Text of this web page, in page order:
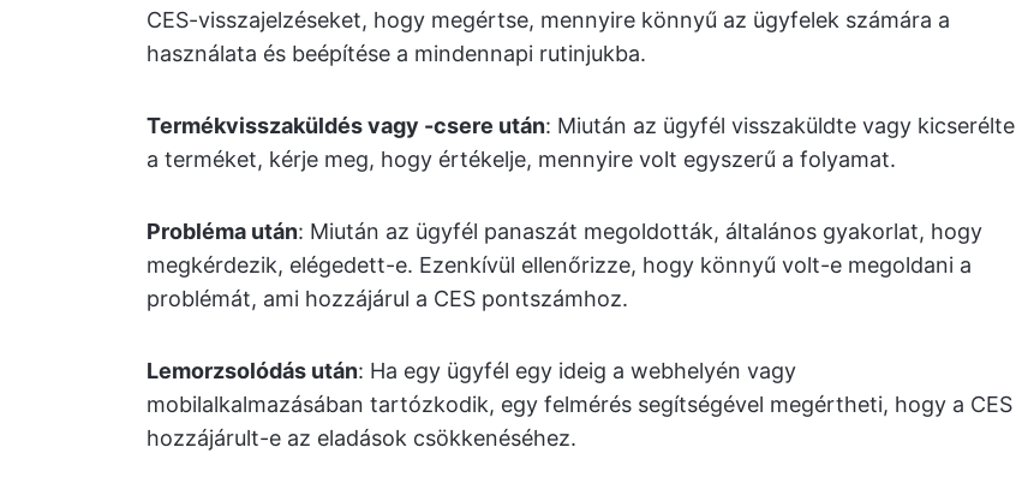
CES-visszajelzéseket, hogy megértse, mennyire könnyű az ügyfelek számára a
használata és beépítése a mindennapi rutinjukba.
Termékvisszaküldés vagy -csere után: Miután az ügyfél visszaküldte vagy kicserélte
a terméket, kérje meg, hogy értékelje, mennyire volt egyszerű a folyamat.
Probléma után: Miután az ügyfél panaszát megoldották, általános gyakorlat, hogy
megkérdezik, elégedett-e. Ezenkívül ellenőrizze, hogy könnyű volt-e megoldani a
problémát, ami hozzájárul a CES pontszámhoz.
Lemorzsolódás után: Ha egy ügyfél egy ideig a webhelyén vagy
mobilalkalmazásában tartózkodik, egy felmérés segítségével megértheti, hogy a CES
hozzájárult-e az eladások csökkenéséhez.